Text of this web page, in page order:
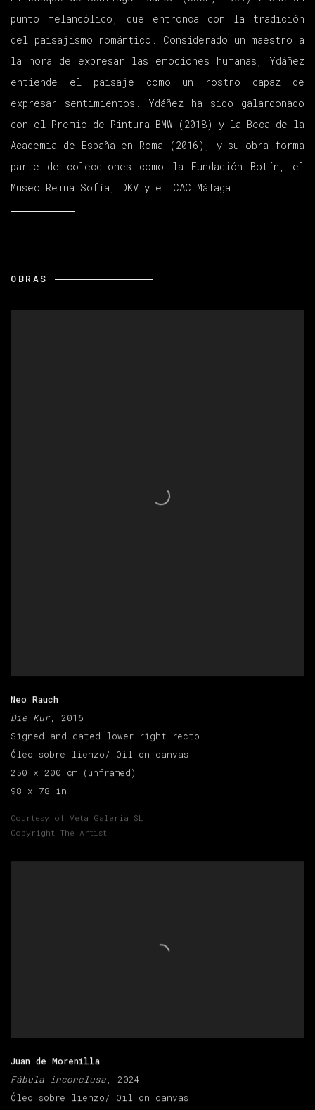
punto melancólico, que entronca con la tradición
del paisajismo romántico. Considerado un maestro a
la hora de expresar las emociones humanas, Ydáñez
entiende el paisaje como un rostro capaz de
expresar sentimientos. Ydáñez ha sido galardonado
con el Premio de Pintura BMW (2018) y la Beca de la
Academia de España en Roma (2016), y su obra forma
parte de colecciones como la Fundación Botín, el
Museo Reina Sofía, DKV y el CAC Málaga.
OBRAS
Neo Rauch
Die Kur, 2016
Signed and dated lower right recto
Óleo sobre lienzo/ Oil on canvas
250 x 200 cm (unframed)
98 x 78 in
Courtesy of Veta Galeria SL
Copyright The Artist
Juan de Morenilla
Fábula inconclusa, 2024
Óleo sobre lienzo/ Oil on canvas